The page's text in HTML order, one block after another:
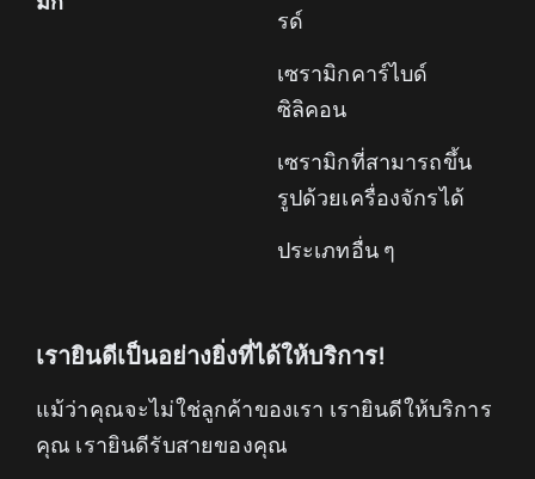
รด์
เซรามิกคาร์ไบด์
ซิลิคอน
เซรามิกที่สามารถขึ้น
รูปด้วยเครื่องจักรได้
ประเภทอื่น ๆ
เรายินดีเป็นอย่างยิ่งที่ได้ให้บริการ!
แม้ว่าคุณจะไม่ใช่ลูกค้าของเรา เรายินดีให้บริการ
คุณ เรายินดีรับสายของคุณ